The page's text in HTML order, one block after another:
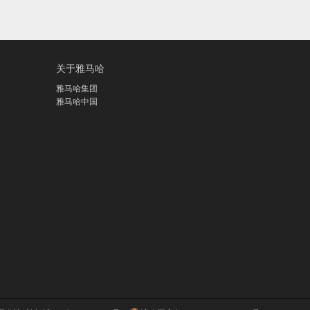
关于雅马哈
雅马哈集团
雅马哈中国